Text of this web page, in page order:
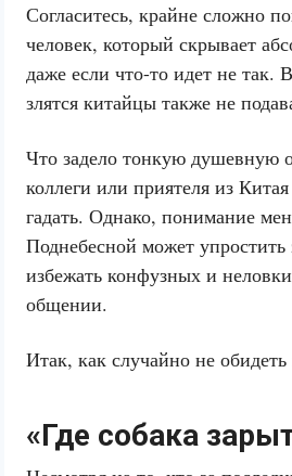
Согласитесь, крайне сложно
человек, который скрывает
даже если что-то идет не так.
злятся китайцы также не
Что задело тонкую душевную
коллеги или приятеля из
гадать. Однако, понимание
Поднебесной может упростить
избежать конфузных и
общении.
Итак, как случайно не обидеть
«Где собака